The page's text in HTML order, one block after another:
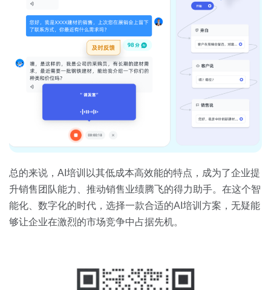
总的来说，AI培训以其低成本高效能的特点，成为了企业提
升销售团队能力、推动销售业绩腾飞的得力助手。在这个智
能化、数字化的时代，选择一款合适的AI培训方案，无疑能
够让企业在激烈的市场竞争中占据先机。